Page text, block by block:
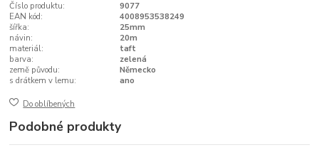
Číslo produktu:
9077
EAN kód:
4008953538249
šířka:
25mm
návin:
20m
materiál:
taft
barva:
zelená
země původu:
Německo
s drátkem v lemu:
ano
Do oblíbených
Podobné produkty